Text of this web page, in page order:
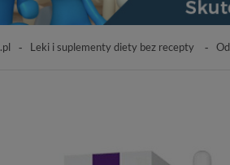
Leki i suplementy diety bez recepty